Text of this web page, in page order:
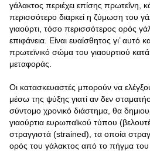
γάλακτος περιέχει επίσης πρωτεΐνη,
περισσότερο διαρκεί η ζύμωση του
γιαούρτι, τόσο περισσότερος ορός
επιφάνεια. Είναι ευαίσθητος γι’ αυτό
πρωτεϊνικό σώμα του γιαουρτιού κατά
μεταφοράς.
Οι κατασκευαστές μπορούν να
μέσω της ψύξης γιατί αν δεν
σύντομο χρονικό διάστημα, θα
γιαούρτια ευρωπαϊκού τύπου
στραγγιστά (strained), τα οποία
ορός του γάλακτος από το πήγμα του